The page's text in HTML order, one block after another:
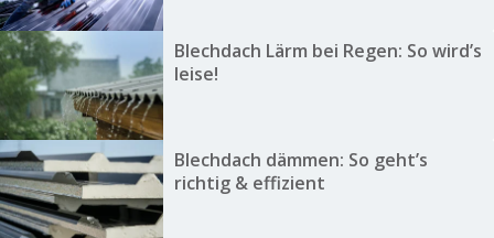
Blechdach Lärm bei Regen: So wird’s
leise!
Blechdach dämmen: So geht’s
richtig & effizient